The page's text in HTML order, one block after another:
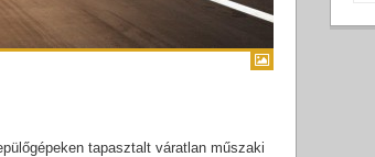
tapasztalt váratlan műszaki